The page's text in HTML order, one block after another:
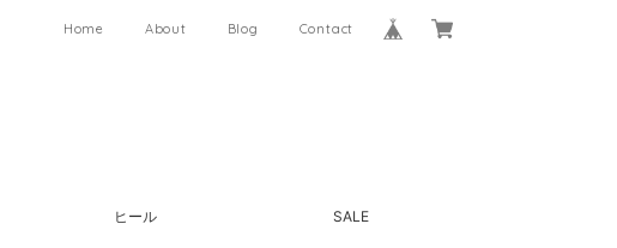
Home About Blog Contact
ヒール SALE